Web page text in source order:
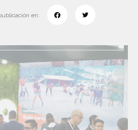
en: